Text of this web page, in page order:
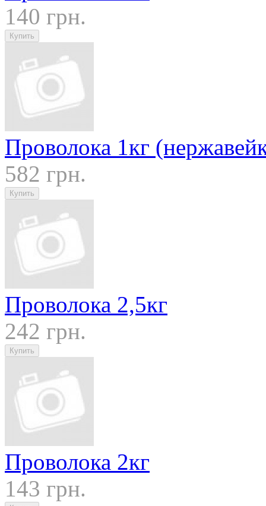
140 грн.
Проволока 1кг
582 грн.
Проволока 2,5кг
242 грн.
Проволока 2кг
143 грн.